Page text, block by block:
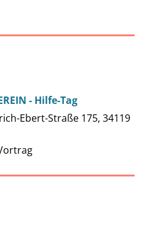
- Hilfe-Tag
Ebert-Straße 175, 34119